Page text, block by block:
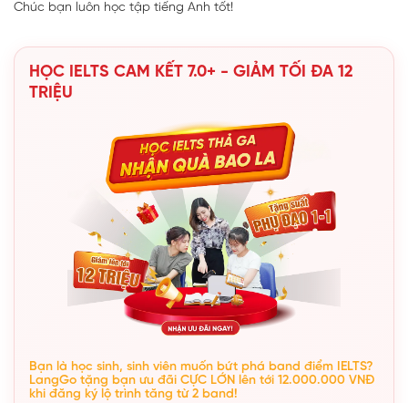
Chúc bạn luôn học tập tiếng Anh tốt!
HỌC IELTS CAM KẾT 7.0+ - GIẢM TỐI ĐA 12
TRIỆU
Bạn là học sinh, sinh viên muốn bứt phá band điểm IELTS?
LangGo tặng bạn ưu đãi CỰC LỚN lên tới 12.000.000 VNĐ
khi đăng ký lộ trình tăng từ 2 band!